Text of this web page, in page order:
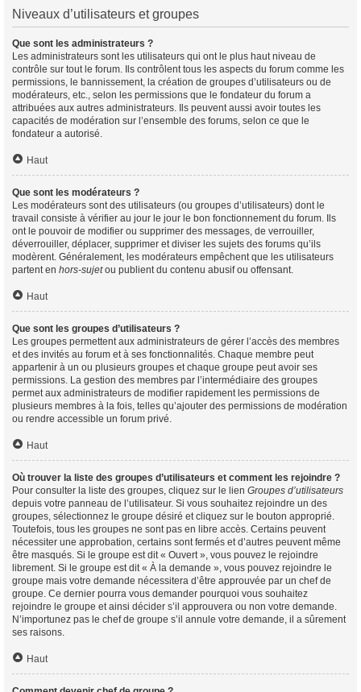
Niveaux d’utilisateurs et groupes
Que sont les administrateurs ?
Les administrateurs sont les utilisateurs qui ont le plus haut niveau de
contrôle sur tout le forum. Ils contrôlent tous les aspects du forum comme les
permissions, le bannissement, la création de groupes d’utilisateurs ou de
modérateurs, etc., selon les permissions que le fondateur du forum a
attribuées aux autres administrateurs. Ils peuvent aussi avoir toutes les
capacités de modération sur l’ensemble des forums, selon ce que le
fondateur a autorisé.
Haut
Que sont les modérateurs ?
Les modérateurs sont des utilisateurs (ou groupes d’utilisateurs) dont le
travail consiste à vérifier au jour le jour le bon fonctionnement du forum. Ils
ont le pouvoir de modifier ou supprimer des messages, de verrouiller,
déverrouiller, déplacer, supprimer et diviser les sujets des forums qu’ils
modèrent. Généralement, les modérateurs empêchent que les utilisateurs
partent en hors-sujetou publient du contenu abusif ou offensant.
Haut
Que sont les groupes d’utilisateurs ?
Les groupes permettent aux administrateurs de gérer l’accès des membres
et des invités au forum et à ses fonctionnalités. Chaque membre peut
appartenir à un ou plusieurs groupes et chaque groupe peut avoir ses
permissions. La gestion des membres par l’intermédiaire des groupes
permet aux administrateurs de modifier rapidement les permissions de
plusieurs membres à la fois, telles qu’ajouter des permissions de modération
ou rendre accessible un forum privé.
Haut
Où trouver la liste des groupes d’utilisateurs et comment les rejoindre ?
Pour consulter la liste des groupes, cliquez sur le lien Groupes d’utilisateurs
depuis votre panneau de l’utilisateur. Si vous souhaitez rejoindre un des
groupes, sélectionnez le groupe désiré et cliquez sur le bouton approprié.
Toutefois, tous les groupes ne sont pas en libre accès. Certains peuvent
nécessiter une approbation, certains sont fermés et d’autres peuvent même
être masqués. Si le groupe est dit « Ouvert », vous pouvez le rejoindre
librement. Si le groupe est dit « À la demande », vous pouvez rejoindre le
groupe mais votre demande nécessitera d’être approuvée par un chef de
groupe. Ce dernier pourra vous demander pourquoi vous souhaitez
rejoindre le groupe et ainsi décider s’il approuvera ou non votre demande.
N’importunez pas le chef de groupe s’il annule votre demande, il a sûrement
ses raisons.
Haut